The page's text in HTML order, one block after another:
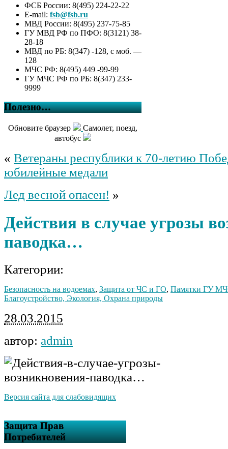
ФСБ России: 8(495) 224-22-22
E-mail: fsb@fsb.ru
МВД России: 8(495) 237-75-85
ГУ МВД РФ по ПФО: 8(3121) 38-
28-18
МВД по РБ: 8(347) -128, с моб. —
128
МЧС РФ: 8(495) 449 -99-99
ГУ МЧС РФ по РБ: 8(347) 233-
9999
Полезно…
Обновите браузер
Самолет, поезд,
автобус
« Ветераны республики к 70-летию
юбилейные медали
Лед весной опасен! »
Действия в случае угрозы
паводка…
Категории:
Безопасность на водоемах, Защита от ЧС и ГО, Памятки ГУ
Благоустройство, Экология, Охрана природы
28.03.2015
автор: admin
Версия сайта для слабовидящих
Защита Прав
Потребителей